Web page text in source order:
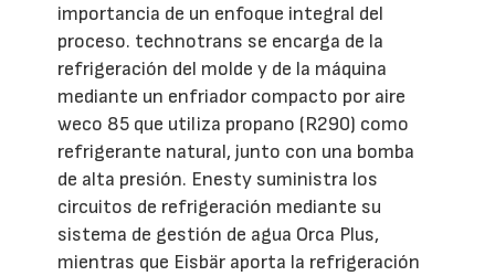
importancia de un enfoque integral del
proceso. technotrans se encarga de la
refrigeración del molde y de la máquina
mediante un enfriador compacto por aire
weco 85 que utiliza propano (R290) como
refrigerante natural, junto con una bomba
de alta presión. Enesty suministra los
circuitos de refrigeración mediante su
sistema de gestión de agua Orca Plus,
mientras que Eisbär aporta la refrigeración